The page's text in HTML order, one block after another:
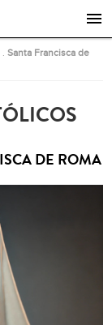
.Santa Francisca de
DE ROMA